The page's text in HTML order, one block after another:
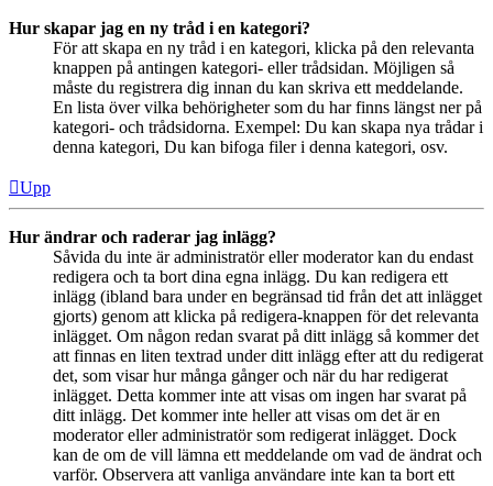
Hur skapar jag en ny tråd i en kategori?
För att skapa en ny tråd i en kategori, klicka på den relevanta
knappen på antingen kategori- eller trådsidan. Möjligen så
måste du registrera dig innan du kan skriva ett meddelande.
En lista över vilka behörigheter som du har finns längst ner på
kategori- och trådsidorna. Exempel: Du kan skapa nya trådar i
denna kategori, Du kan bifoga filer i denna kategori, osv.
Upp
Hur ändrar och raderar jag inlägg?
Såvida du inte är administratör eller moderator kan du endast
redigera och ta bort dina egna inlägg. Du kan redigera ett
inlägg (ibland bara under en begränsad tid från det att inlägget
gjorts) genom att klicka på redigera-knappen för det relevanta
inlägget. Om någon redan svarat på ditt inlägg så kommer det
att finnas en liten textrad under ditt inlägg efter att du redigerat
det, som visar hur många gånger och när du har redigerat
inlägget. Detta kommer inte att visas om ingen har svarat på
ditt inlägg. Det kommer inte heller att visas om det är en
moderator eller administratör som redigerat inlägget. Dock
kan de om de vill lämna ett meddelande om vad de ändrat och
varför. Observera att vanliga användare inte kan ta bort ett